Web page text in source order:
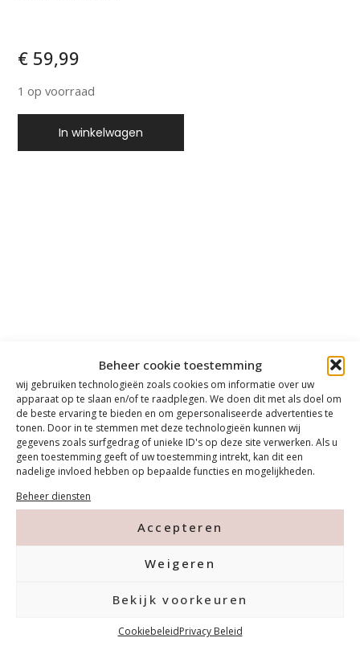
Beheer cookie toestemming
wij gebruiken technologieën zoals cookies om informatie over uw
apparaat op te slaan en/of te raadplegen. We doen dit met als doel om
de beste ervaring te bieden en om gepersonaliseerde advertenties te
tonen. Door in te stemmen met deze technologieën kunnen wij
gegevens zoals surfgedrag of unieke ID's op deze site verwerken. Als u
geen toestemming geeft of uw toestemming intrekt, kan dit een
nadelige invloed hebben op bepaalde functies en mogelijkheden.
Beheer diensten
Accepteren
Weigeren
Bekijk voorkeuren
CookiebeleidPrivacy Beleid
€ 59,99
1 op voorraad
In winkelwagen